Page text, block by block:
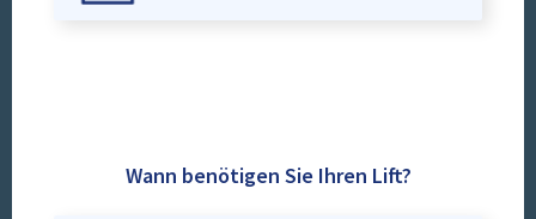
Wann benötigen Sie Ihren Lift?